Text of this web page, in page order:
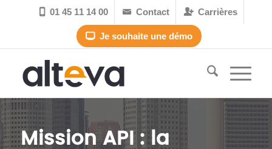
 01 45 11 14 00  Contact Carrières
Je souhaite une démo
Mission API : la